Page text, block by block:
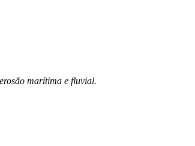
marítima e fluvial.